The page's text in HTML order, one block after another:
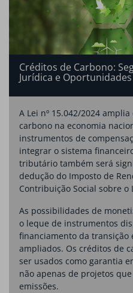
Créditos de Carbono:
Jurídica e Oportunidades
A Lei nº 15.042/2024
carbono na economia
instrumentos de
integrar o sistema
tributário também será
dedução do Imposto de
Contribuição Social sobre o
As possibilidades de
o leque de instrumentos
financiamento da transição
ampliados. Os créditos de
ser usados ​​como garantia
não apenas de projetos
emissões.